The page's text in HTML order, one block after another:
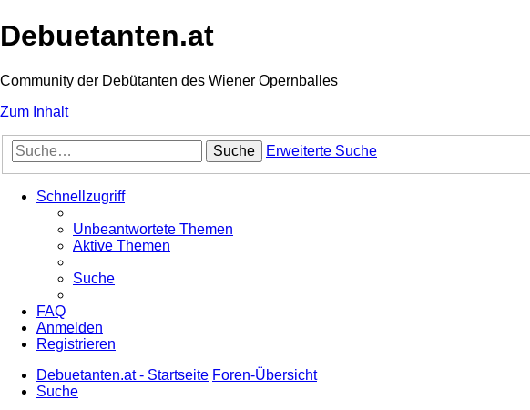
Debuetanten.at
Community der Debütanten des Wiener Opernballes
Zum Inhalt
Suche Erweiterte Suche
Schnellzugriff
Unbeantwortete Themen
Aktive Themen
Suche
FAQ
Anmelden
Registrieren
Debuetanten.at - Startseite Foren-Übersicht
Suche